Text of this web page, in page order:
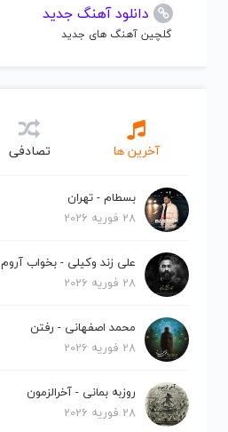
دانلود آهنگ جدید
گلچین آهنگ های جدید
آخرین ها تصادفی
بسطام - تهران
28 فوریه 2026
علی زند وکیلی - بخواب آروم
28 فوریه 2026
محمد اصفهانی - رفتن
28 فوریه 2026
روزبه بمانی - آخرالزمون
28 فوریه 2026